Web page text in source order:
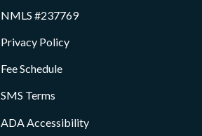
NMLS #237769
Privacy Policy
Fee Schedule
SMS Terms
ADA Accessibility